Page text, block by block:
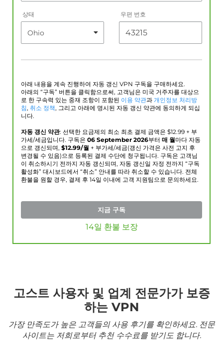
상태 우편 번호
아래 내용을 계속 진행하여 자동 갱신 VPN 구독을 구매하세요.
아래의 “구독” 버튼을 클릭함으로써, 고객님은 미국 거주자를 대상으
로 한 구속력 있는 중재 조항이 포함된 이용 약관과 개인정보 처리방
침, 취소 정책, 그리고 아래에 명시된 자동 갱신 약관에 동의하게 되십
니다.
자동 갱신 약관: 선택한 요금제의 최소 최초 결제 금액은 $12.99 + 부
가세/세금입니다. 구독은 06 September 2026부터 매 월마다 자동
으로 갱신되며, $12.99/월 + 부가세/세금(갱신 가격은 사전 고지 후
변경될 수 있음)으로 등록된 결제 수단에 청구됩니다. 구독은 고객님
이 취소하시기 전까지 자동 갱신되며, 자동 갱신일 자정 전까지 “구독
활성화” 대시보드에서 “취소” 안내를 따라 취소할 수 있습니다. 전체
환불을 원할 경우, 결제 후 14일 이내에 고객 지원팀으로 문의하세요.
지금 구독
14일 환불 보장
고스트 사용자 및 업계 전문가가 보증
하는 VPN
가장 만족도가 높은 고객들의 사용 후기를 확인하세요. 전문
사이트는 저희로부터 추천 수수료를 받기도 합니다.